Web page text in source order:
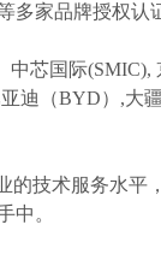
家品牌授权认
中芯国际(SMIC),
迪（BYD）,大
的技术服务水平
中。